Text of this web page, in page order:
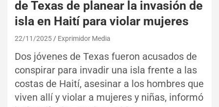
de Texas de planear la invasión de
isla en Haití para violar mujeres
22/11/2025 Exprimidor Media
Dos jóvenes de Texas fueron acusados de
conspirar para invadir una isla frente a las
costas de Haití, asesinar a los hombres que
viven allí y violar a mujeres y niñas, informó